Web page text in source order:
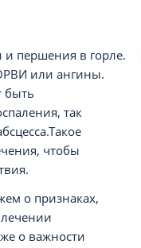
першения в горле.
или ангины.
быть
так
чтобы
о признаках,
о важности